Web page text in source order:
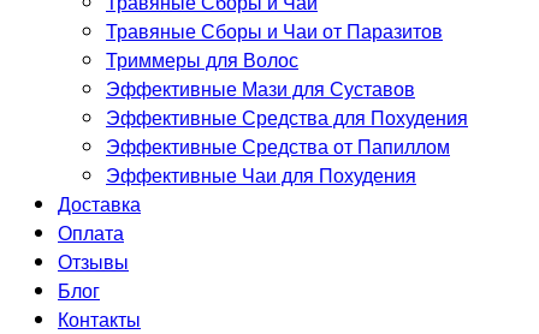
Травяные Сборы и Чаи от Паразитов
Триммеры для Волос
Эффективные Мази для Суставов
Эффективные Средства для Похудения
Эффективные Средства от Папиллом
Эффективные Чаи для Похудения
Доставка
Оплата
Отзывы
Блог
Контакты